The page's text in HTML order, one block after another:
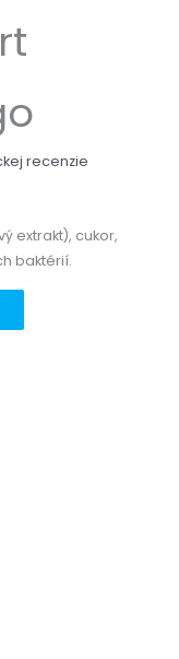
recenzie
extrakt), cukor,
baktérií.